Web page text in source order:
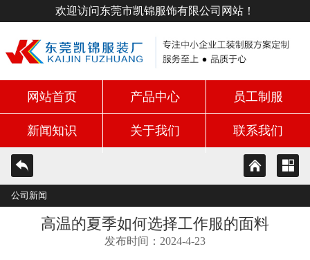
欢迎访问东莞市凯锦服饰有限公司网站！
网站首页 产品中心 员工制服
新闻知识 关于我们 联系我们
公司新闻
高温的夏季如何选择工作服的面料
发布时间：2024-4-23